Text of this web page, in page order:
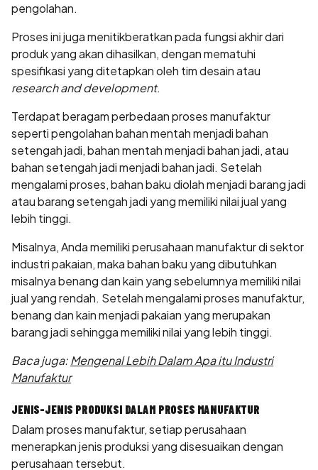
pengolahan.
Proses ini juga menitikberatkan pada fungsi akhir dari
produk yang akan dihasilkan, dengan mematuhi
spesifikasi yang ditetapkan oleh tim desain atau
research and development.
Terdapat beragam perbedaan proses manufaktur
seperti pengolahan bahan mentah menjadi bahan
setengah jadi, bahan mentah menjadi bahan jadi, atau
bahan setengah jadi menjadi bahan jadi. Setelah
mengalami proses, bahan baku diolah menjadi barang jadi
atau barang setengah jadi yang memiliki nilai jual yang
lebih tinggi.
Misalnya, Anda memiliki perusahaan manufaktur di sektor
industri pakaian, maka bahan baku yang dibutuhkan
misalnya benang dan kain yang sebelumnya memiliki nilai
jual yang rendah. Setelah mengalami proses manufaktur,
benang dan kain menjadi pakaian yang merupakan
barang jadi sehingga memiliki nilai yang lebih tinggi.
Baca juga:Mengenal Lebih Dalam Apa itu Industri
Manufaktur
JENIS-JENIS PRODUKSI DALAM PROSES MANUFAKTUR
Dalam proses manufaktur, setiap perusahaan
menerapkan jenis produksi yang disesuaikan dengan
perusahaan tersebut.